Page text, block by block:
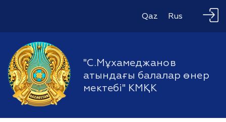
Qaz Rus
"С.Мұхамеджанов
атындағы балалар өнер
мектебі" КМҚК